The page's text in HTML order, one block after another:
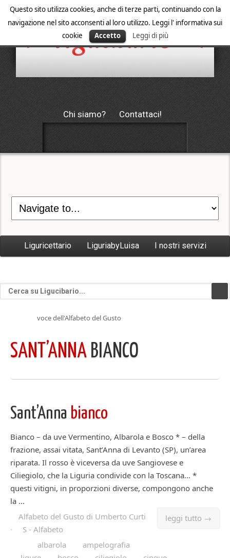
Questo sito utilizza cookies, anche di terze parti, continuando con la
navigazione nel sito acconsenti al loro utilizzo. Leggi l' informativa sui
cookie
Accetto Leggi di più
Chi siamo? Contattaci!
Liguricettario LiguriabyLuisa I nostri servizi
voce dell'Alfabeto del Gusto
SANT’ANNA BIANCO
Sant’Anna bianco
Bianco – da uve Vermentino, Albarola e Bosco * – della
frazione, assai vitata, Sant’Anna di Levanto (SP), un’area
riparata. Il rosso è viceversa da uve Sangiovese e
Ciliegiolo, che la Liguria condivide con la Toscana… *
questi vitigni, in proporzioni diverse, compongono anche
la ...
leggi tutto →
Alfabeto del Gusto di Umberto Curti
·
S - Alfabeto
albarola
ampelografia